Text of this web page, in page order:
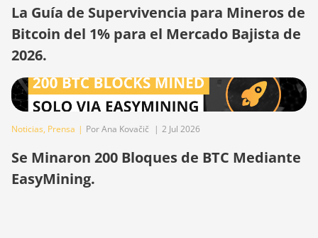
BITMAIN Antminer S19j
(90Th)
BITMAIN Antminer S19j XP
(151TH)
BITMAIN Antminer S19k Pro
BITMAIN Antminer S23
(580Th)
La Guía de Supervivencia para Mineros de
Bitcoin del 1% para el Mercado Bajista de
2026.
Noticias, Prensa | Por Ana Kovačič | 2 Jul 2026
Se Minaron 200 Bloques de BTC Mediante
EasyMining.